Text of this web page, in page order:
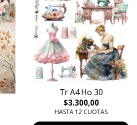
Tr A4 Ho 30
$3.300,00
HASTA 12 CUOTAS